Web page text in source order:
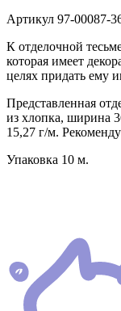
Артикул 97-00087-
К отделочной
которая имеет
целях придать ему
Представленная
из хлопка, ширина
15,27 г/м.
Упаковка 10 м.